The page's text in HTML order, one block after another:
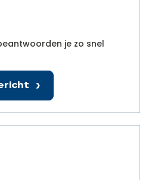
je zo snel